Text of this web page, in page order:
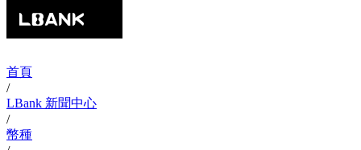
首頁
/
LBank 新聞中心
/
幣種